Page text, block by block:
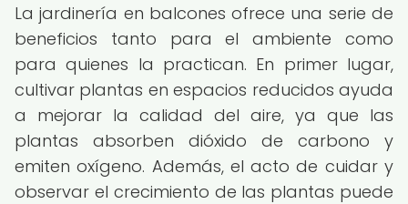
La jardinería en balcones ofrece una serie de
beneficios tanto para el ambiente como
para quienes la practican. En primer lugar,
cultivar plantas en espacios reducidos ayuda
a mejorar la calidad del aire, ya que las
plantas absorben dióxido de carbono y
emiten oxígeno. Además, el acto de cuidar y
observar el crecimiento de las plantas puede